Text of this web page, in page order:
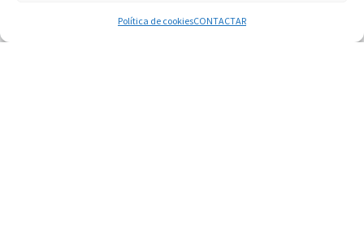
Política de cookiesCONTACTAR
WP